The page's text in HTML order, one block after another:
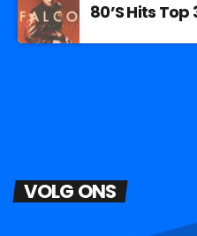
80’S Hits
VOLG ONS